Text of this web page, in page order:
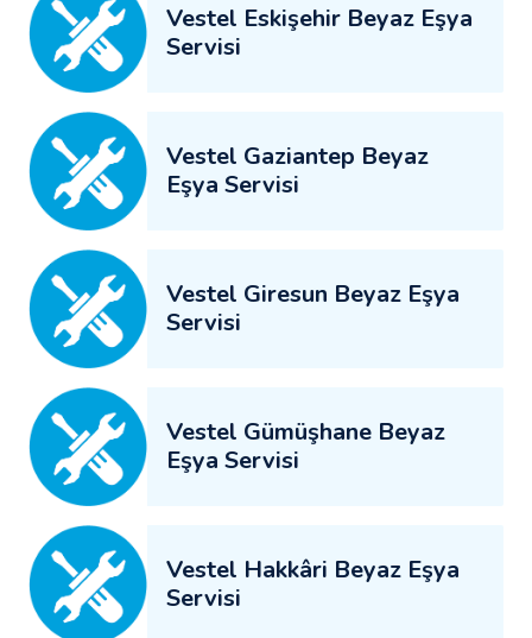
Vestel Eskişehir Beyaz Eşya
Servisi
Vestel Gaziantep Beyaz
Eşya Servisi
Vestel Giresun Beyaz Eşya
Servisi
Vestel Gümüşhane Beyaz
Eşya Servisi
Vestel Hakkâri Beyaz Eşya
Servisi